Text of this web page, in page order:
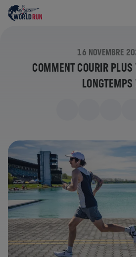
16 NOVEMBRE
COMMENT COURIR PLUS
LONGTEMPS